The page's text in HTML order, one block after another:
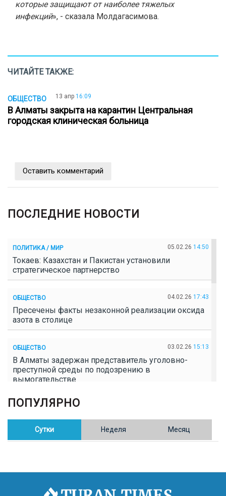
которые защищают от наиболее тяжелых
инфекций», - сказала Молдагасимова.
ЧИТАЙТЕ ТАКЖЕ:
ОБЩЕСТВО 13 апр 16:09
В Алматы закрыта на карантин Центральная
городская клиническая больница
Оставить комментарий
ПОСЛЕДНИЕ НОВОСТИ
ПОЛИТИКА / МИР 05.02.26 14:50
Токаев: Казахстан и Пакистан установили
стратегическое партнерство
ОБЩЕСТВО 04.02.26 17:43
Пресечены факты незаконной реализации оксида
азота в столице
ОБЩЕСТВО 03.02.26 15:13
В Алматы задержан представитель уголовно-
преступной среды по подозрению в
вымогательстве
ОБЩЕСТВО
Полицейские пресекли незаконное выращивание
конопли в Таразе
ПОПУЛЯРНО
Сутки Неделя Месяц